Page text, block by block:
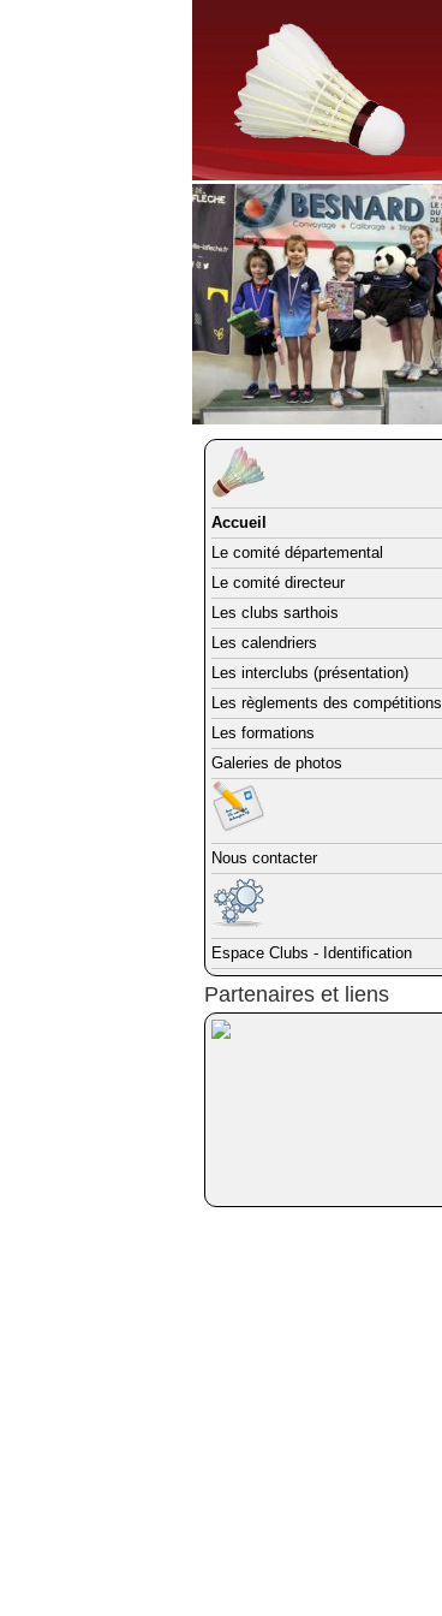
Accueil
Le comité départemental
Le comité directeur
Les clubs sarthois
Les calendriers
Les interclubs (présentation)
Les règlements des compétitions
Les formations
Galeries de photos
Nous contacter
Espace Clubs - Identification
Partenaires et liens